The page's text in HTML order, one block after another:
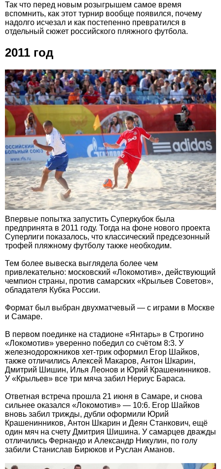
Так что перед новым розыгрышем самое время
вспомнить, как этот турнир вообще появился, почему
надолго исчезал и как постепенно превратился в
отдельный сюжет российского пляжного футбола.
2011 год
Впервые попытка запустить Суперкубок была
предпринята в 2011 году. Тогда на фоне нового проекта
Суперлиги показалось, что классический предсезонный
трофей пляжному футболу также необходим.
Тем более вывеска выглядела более чем
привлекательно: московский «Локомотив», действующий
чемпион страны, против самарских «Крыльев Советов»,
обладателя Кубка России.
Формат был выбран двухматчевый — с играми в Москве
и Самаре.
В первом поединке на стадионе «Янтарь» в Строгино
«Локомотив» уверенно победил со счётом 8:3. У
железнодорожников хет-трик оформил Егор Шайков,
также отличились Алексей Макаров, Антон Шкарин,
Дмитрий Шишин, Илья Леонов и Юрий Крашенинников.
У «Крыльев» все три мяча забил Нериус Бараса.
Ответная встреча прошла 21 июня в Самаре, и снова
сильнее оказался «Локомотив» — 10:6. Егор Шайков
вновь забил трижды, дубли оформили Юрий
Крашенинников, Антон Шкарин и Деян Станкович, ещё
один мяч на счету Дмитрия Шишина. У самарцев дважды
отличились Фернандо и Александр Никулин, по голу
забили Станислав Бирюков и Руслан Аманов.